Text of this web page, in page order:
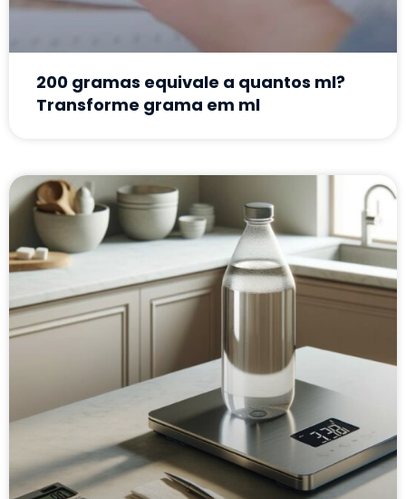
200 gramas equivale a quantos ml?
Transforme grama em ml